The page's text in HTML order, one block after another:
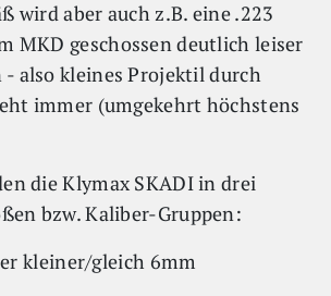
wird aber auch z.B. eine .223
MKD geschossen deutlich leiser
- also kleines Projektil durch
immer (umgekehrt höchstens
die Klymax SKADI in drei
bzw. Kaliber-Gruppen:
kleiner/gleich 6mm